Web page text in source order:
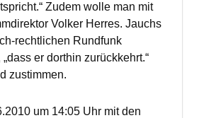
Zudem wolle man mit
Volker Herres. Jauchs
rechtlichen Rundfunk
er dorthin zurückkehrt.“
zustimmen.
um 14:05 Uhr mit den